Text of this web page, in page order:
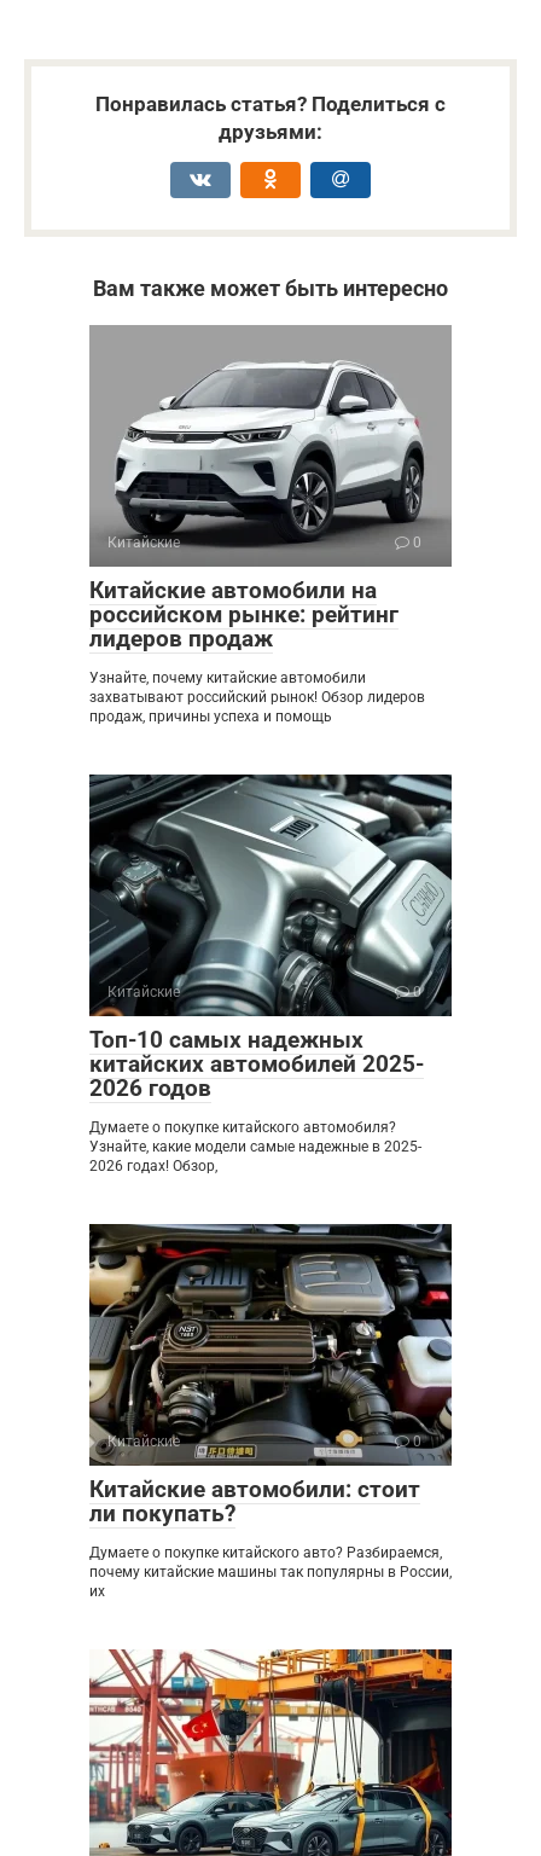
Понравилась статья? Поделиться с
друзьями:
Вам также может быть интересно
Китайские 0
Китайские автомобили на
российском рынке: рейтинг
лидеров продаж
Узнайте, почему китайские автомобили
захватывают российский рынок! Обзор лидеров
продаж, причины успеха и помощь
Китайские 0
Топ-10 самых надежных
китайских автомобилей 2025-
2026 годов
Думаете о покупке китайского автомобиля?
Узнайте, какие модели самые надежные в 2025-
2026 годах! Обзор,
Китайские 0
Китайские автомобили: стоит
ли покупать?
Думаете о покупке китайского авто? Разбираемся,
почему китайские машины так популярны в России,
их